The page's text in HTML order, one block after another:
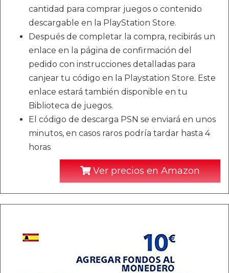
cantidad para comprar juegos o contenido
descargable en la PlayStation Store.
Después de completar la compra, recibirás un
enlace en la página de confirmación del
pedido con instrucciones detalladas para
canjear tu código en la Playstation Store. Este
enlace estará también disponible en tu
Biblioteca de juegos.
El código de descarga PSN se enviará en unos
minutos, en casos raros podría tardar hasta 4
horas
Ver precios en Amazon